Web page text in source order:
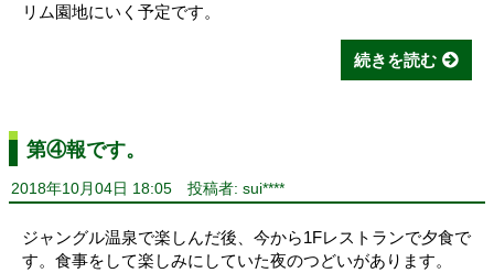
リム園地にいく予定です。
続きを読む
第④報です。
2018年10月04日 18:05 投稿者: sui****
ジャングル温泉で楽しんだ後、今から1Fレストランで夕食で
す。食事をして楽しみにしていた夜のつどいがあります。